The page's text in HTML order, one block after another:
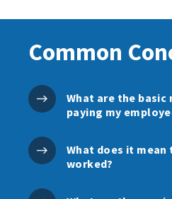
Common
What are the
paying my
What does it
worked?